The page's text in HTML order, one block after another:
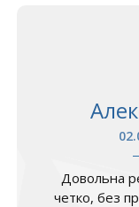
Довольна
четко, без